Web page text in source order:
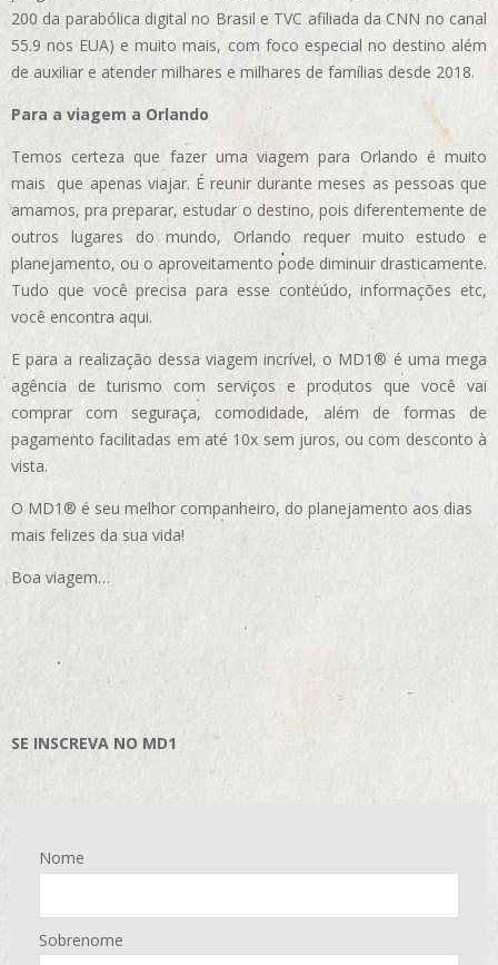
200 da parabólica digital no Brasil e TVC afiliada da CNN no canal
55.9 nos EUA) e muito mais, com foco especial no destino além
de auxiliar e atender milhares e milhares de famílias desde 2018.
Para a viagem a Orlando
Temos certeza que fazer uma viagem para Orlando é muito
mais que apenas viajar. É reunir durante meses as pessoas que
amamos, pra preparar, estudar o destino, pois diferentemente de
outros lugares do mundo, Orlando requer muito estudo e
planejamento, ou o aproveitamento pode diminuir drasticamente.
Tudo que você precisa para esse conteúdo, informações etc,
você encontra aqui.
E para a realização dessa viagem incrível, o MD1® é uma mega
agência de turismo com serviços e produtos que você vai
comprar com seguraça, comodidade, além de formas de
pagamento facilitadas em até 10x sem juros, ou com desconto à
vista.
O MD1® é seu melhor companheiro, do planejamento aos dias
mais felizes da sua vida!
Boa viagem…
SE INSCREVA NO MD1
Nome
Sobrenome